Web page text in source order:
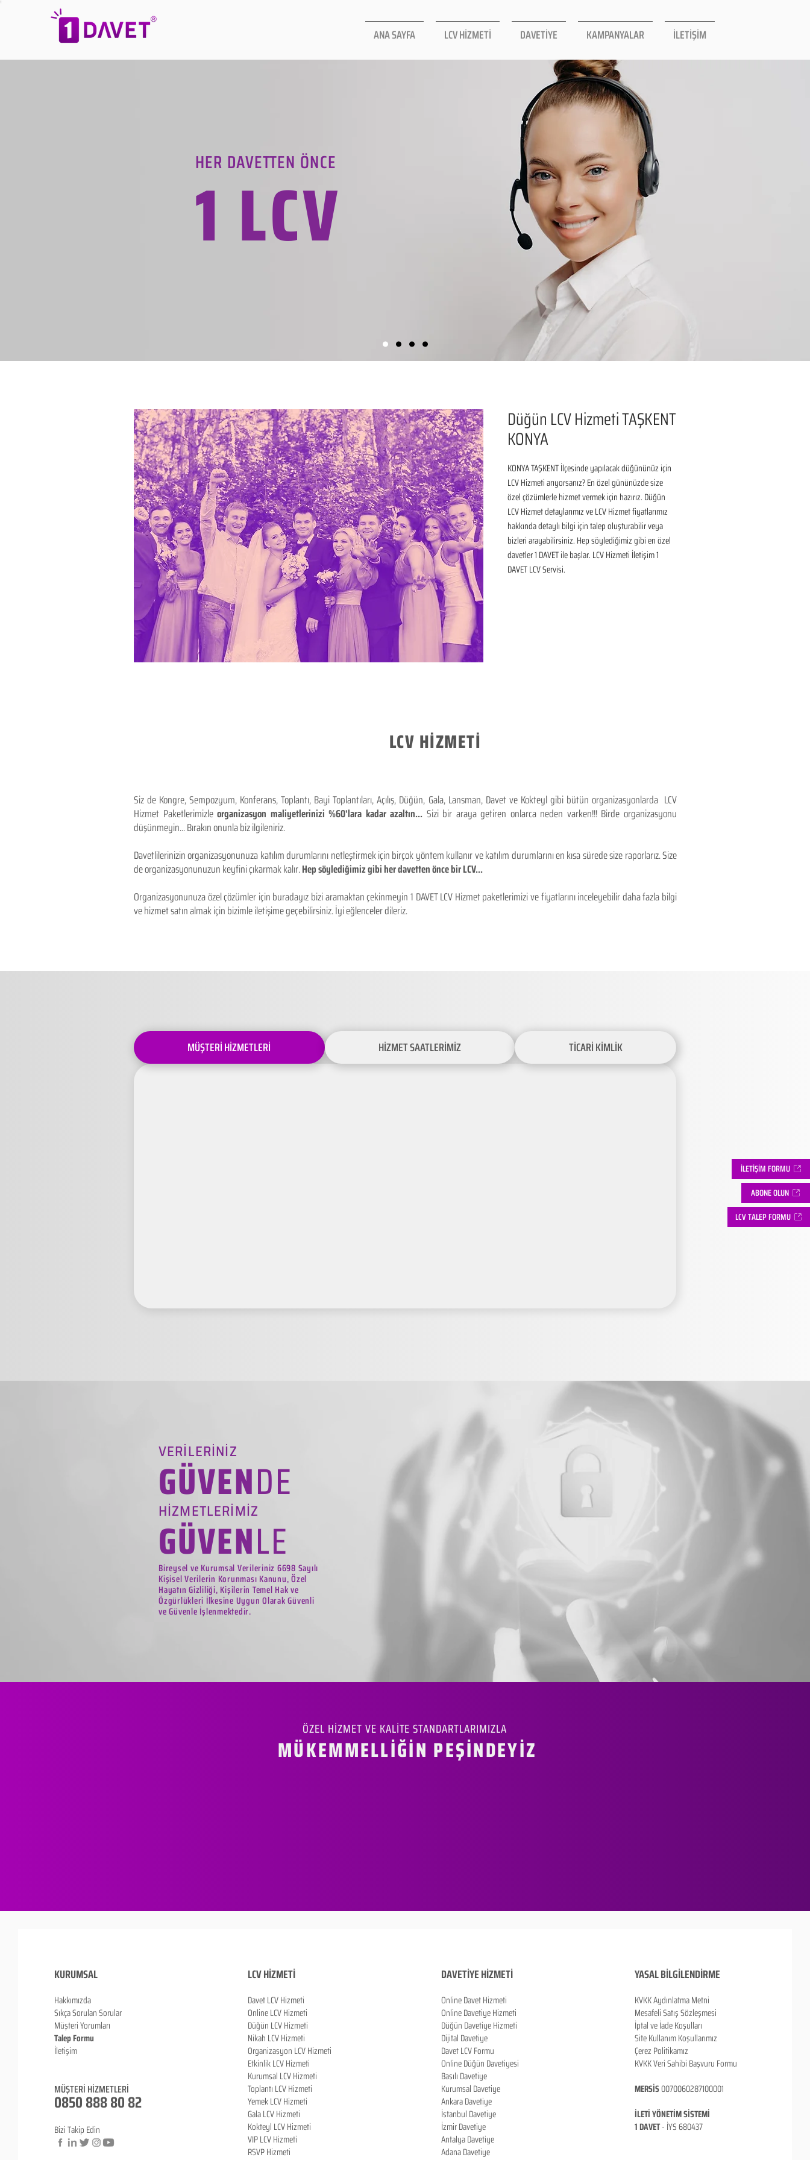
ANA SAYFA LCV HİZMETİ DAVETİYE KAMPANYALAR İLETİŞİM
ABONE OLUN
LCV TALEP FORMU
İLETİŞİM FORMU
HER DAVETTEN ÖNCE
1 LCV
Düğün LCV Hizmeti TAŞKENT
KONYA
KONYA TAŞKENT İlçesinde yapılacak düğününüz için
LCV Hizmeti arıyorsanız? En özel gününüzde size
özel çözümlerle hizmet vermek için hazırız. Düğün
LCV Hizmet detaylarımız ve LCV Hizmet fiyatlarımız
hakkında detaylı bilgi için talep oluşturabilir veya
bizleri arayabilirsiniz. Hep söylediğimiz gibi en özel
davetler 1 DAVET ile başlar. LCV Hizmeti İletişim 1
DAVET LCV Servisi.
LCV HİZMETİ
Siz de Kongre, Sempozyum, Konferans, Toplantı, Bayi Toplantıları, Açılış, Düğün, Gala, Lansman, Davet ve Kokteyl gibi bütün organizasyonlarda LCV
Hizmet Paketlerimizleorganizasyon maliyetlerinizi %60'lara kadar azaltın... Sizi bir araya getiren onlarca neden varken!!! Birde organizasyonu
düşünmeyin... Bırakın onunla biz ilgileniriz.
Davetlilerinizin organizasyonunuza katılım durumlarını netleştirmek için birçok yöntem kullanır ve katılım durumlarını en kısa sürede size raporlarız. Size
de organizasyonunuzun keyfini çıkarmak kalır.Hep söylediğimiz gibi her davetten önce bir LCV...
Organizasyonunuza özel çözümler için buradayız bizi aramaktan çekinmeyin 1 DAVET LCV Hizmet paketlerimizi ve fiyatlarını inceleyebilir daha fazla bilgi
ve hizmet satın almak için bizimle iletişime geçebilirsiniz. İyi eğlenceler dileriz.
MÜŞTERİ HİZMETLERİ HİZMET SAATLERİMİZ TİCARİ KİMLİK
VERİLERİNİZ
GÜVENDE
HİZMETLERİMİZ
GÜVENLE
Bireysel ve Kurumsal Verileriniz 6698 Sayılı
Kişisel Verilerin Korunması Kanunu, Özel
Hayatın Gizliliği, Kişilerin Temel Hak ve
Özgürlükleri İlkesine Uygun Olarak Güvenli
ve Güvenle İşlenmektedir.
ÖZEL HİZMET VE KALİTE STANDARTLARIMIZLA
MÜKEMMELLİĞİN PEŞİNDEYİZ
KURUMSAL
Hakkımızda
Sıkça Sorulan Sorular
Müşteri Yorumları
Talep Formu
İletişim
MÜŞTERİ HİZMETLERİ
0850 888 80 82
Bizi Takip Edin
LCV HİZMETİ
Davet LCV Hizmeti
Online LCV Hizmeti
Düğün LCV Hizmeti
Nikah LCV Hizmeti
Organizasyon LCV Hizmeti
Etkinlik LCV Hizmeti
Kurumsal LCV Hizmeti
Toplantı LCV Hizmeti
Yemek LCV Hizmeti
Gala LCV Hizmeti
Kokteyl LCV Hizmeti
VIP LCV Hizmeti
RSVP Hizmeti
DAVETİYE HİZMETİ
Online Davet Hizmeti
Online Davetiye Hizmeti
Düğün Davetiye Hizmeti
Dijital Davetiye
Davet LCV Formu
Online Düğün Davetiyesi
Basılı Davetiye
Kurumsal Davetiye
Ankara Davetiye
İstanbul Davetiye
İzmir Davetiye
Antalya Davetiye
Adana Davetiye
YASAL BİLGİLENDİRME
KVKK Aydınlatma Metni
Mesafeli Satış Sözleşmesi
İptal ve İade Koşulları
Site Kullanım Koşullarımız
Çerez Politikamız
KVKK Veri Sahibi Başvuru Formu
MERSİS0070060287100001
İLETİ YÖNETİM SİSTEMİ
1 DAVET- İYS 680437